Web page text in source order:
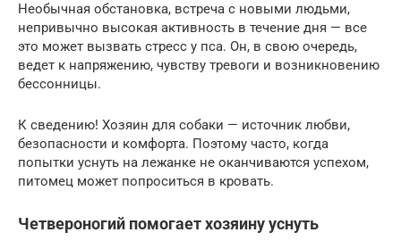
Необычная обстановка, встреча с новыми людьми,
непривычно высокая активность в течение дня — все
это может вызвать стресс у пса. Он, в свою очередь,
ведет к напряжению, чувству тревоги и возникновению
бессонницы.
К сведению! Хозяин для собаки — источник любви,
безопасности и комфорта. Поэтому часто, когда
попытки уснуть на лежанке не оканчиваются успехом,
питомец может попроситься в кровать.
Четвероногий помогает хозяину уснуть